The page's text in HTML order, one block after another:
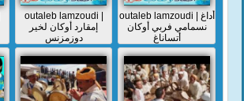
outaleb lamzoudi |
إمقارد أوكان لخير
دوزمزنس
outaleb lamzoudi | أداغ
نسمامي فربي أوكان
أتساناغ